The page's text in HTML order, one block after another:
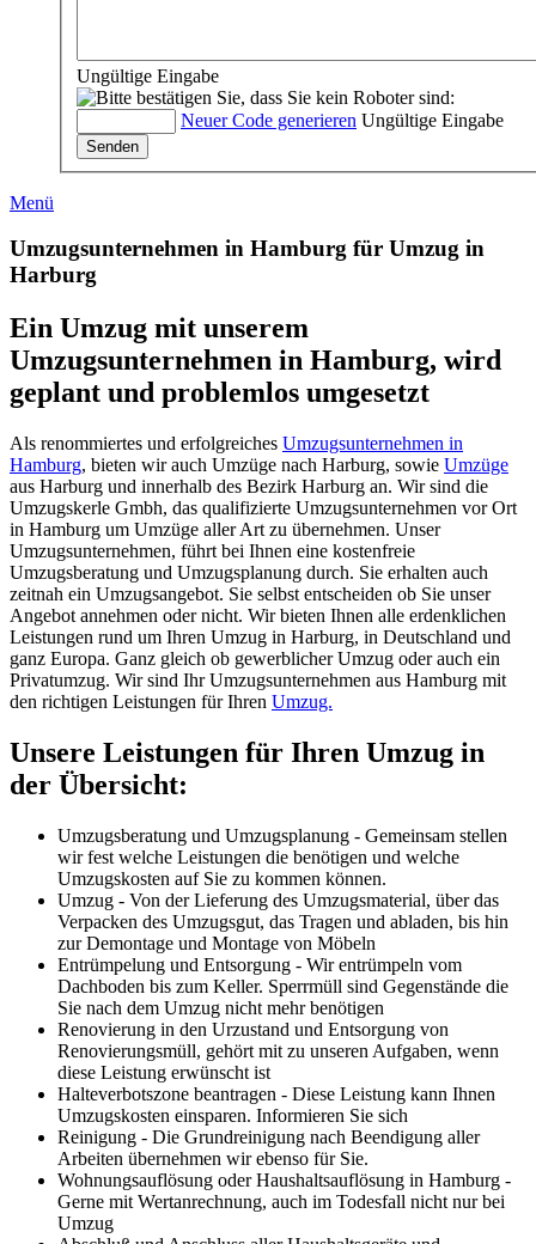
Ungültige Eingabe
Neuer Code generieren Ungültige Eingabe
Senden
Menü
Umzugsunternehmen in Hamburg für Umzug in
Harburg
Ein Umzug mit unserem
Umzugsunternehmen in Hamburg, wird
geplant und problemlos umgesetzt
Als renommiertes und erfolgreiches Umzugsunternehmen in
Hamburg, bieten wir auch Umzüge nach Harburg, sowie Umzüge
aus Harburg und innerhalb des Bezirk Harburg an. Wir sind die
Umzugskerle Gmbh, das qualifizierte Umzugsunternehmen vor Ort
in Hamburg um Umzüge aller Art zu übernehmen. Unser
Umzugsunternehmen, führt bei Ihnen eine kostenfreie
Umzugsberatung und Umzugsplanung durch. Sie erhalten auch
zeitnah ein Umzugsangebot. Sie selbst entscheiden ob Sie unser
Angebot annehmen oder nicht. Wir bieten Ihnen alle erdenklichen
Leistungen rund um Ihren Umzug in Harburg, in Deutschland und
ganz Europa. Ganz gleich ob gewerblicher Umzug oder auch ein
Privatumzug. Wir sind Ihr Umzugsunternehmen aus Hamburg mit
den richtigen Leistungen für Ihren Umzug.
Unsere Leistungen für Ihren Umzug in
der Übersicht:
Umzugsberatung und Umzugsplanung - Gemeinsam stellen
wir fest welche Leistungen die benötigen und welche
Umzugskosten auf Sie zu kommen können.
Umzug - Von der Lieferung des Umzugsmaterial, über das
Verpacken des Umzugsgut, das Tragen und abladen, bis hin
zur Demontage und Montage von Möbeln
Entrümpelung und Entsorgung - Wir entrümpeln vom
Dachboden bis zum Keller. Sperrmüll sind Gegenstände die
Sie nach dem Umzug nicht mehr benötigen
Renovierung in den Urzustand und Entsorgung von
Renovierungsmüll, gehört mit zu unseren Aufgaben, wenn
diese Leistung erwünscht ist
Halteverbotszone beantragen - Diese Leistung kann Ihnen
Umzugskosten einsparen. Informieren Sie sich
Reinigung - Die Grundreinigung nach Beendigung aller
Arbeiten übernehmen wir ebenso für Sie.
Wohnungsauflösung oder Haushaltsauflösung in Hamburg -
Gerne mit Wertanrechnung, auch im Todesfall nicht nur bei
Umzug